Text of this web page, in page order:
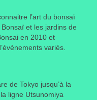
l’art du bonsaï
et les jardins de
en 2010 et
variés.
de Tokyo jusqu’à la
ligne Utsunomiya